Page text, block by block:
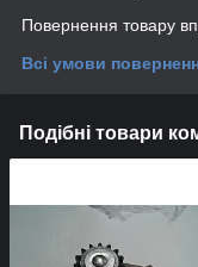
Повернення товару
Всі умови
Подібні товари